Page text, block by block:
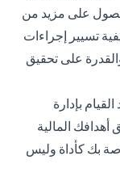
على مزيد من
تسيير إجراءات
على تحقيق
بإدارة
المالية
بك كأداة وليس